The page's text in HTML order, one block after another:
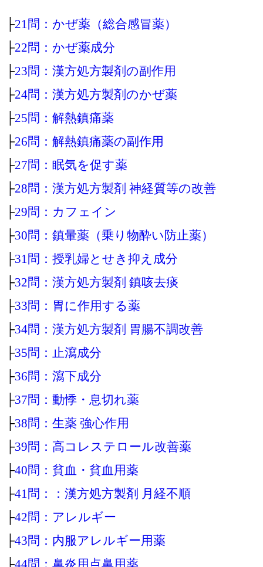
├21問：かぜ薬（総合感冒薬）
├22問：かぜ薬成分
├23問：漢方処方製剤の副作用
├24問：漢方処方製剤のかぜ薬
├25問：解熱鎮痛薬
├26問：解熱鎮痛薬の副作用
├27問：眠気を促す薬
├28問：漢方処方製剤 神経質等の改善
├29問：カフェイン
├30問：鎮暈薬（乗り物酔い防止薬）
├31問：授乳婦とせき抑え成分
├32問：漢方処方製剤 鎮咳去痰
├33問：胃に作用する薬
├34問：漢方処方製剤 胃腸不調改善
├35問：止瀉成分
├36問：瀉下成分
├37問：動悸・息切れ薬
├38問：生薬 強心作用
├39問：高コレステロール改善薬
├40問：貧血・貧血用薬
├41問：：漢方処方製剤 月経不順
├42問：アレルギー
├43問：内服アレルギー用薬
├44問：鼻炎用点鼻用薬